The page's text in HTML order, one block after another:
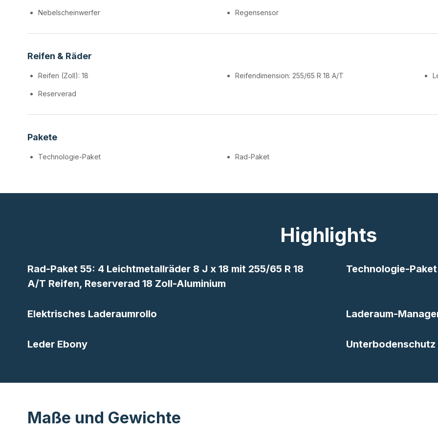
Nebelscheinwerfer Regensensor
Reifen & Räder
Reifen (Zoll): 18 Reifendimension: 255/65 R 18 A/T
Reserverad
Pakete
Technologie-Paket Rad-Paket
Highlights
Rad-Paket 55: 4 Leichtmetallräder 8 J x 18 mit 255/65 R 18
A/T Reifen, Reserverad 18 Zoll-Aluminium
Technologie-
Elektrisches Laderaumrollo Laderaum-
Leder Ebony
Maße und Gewichte